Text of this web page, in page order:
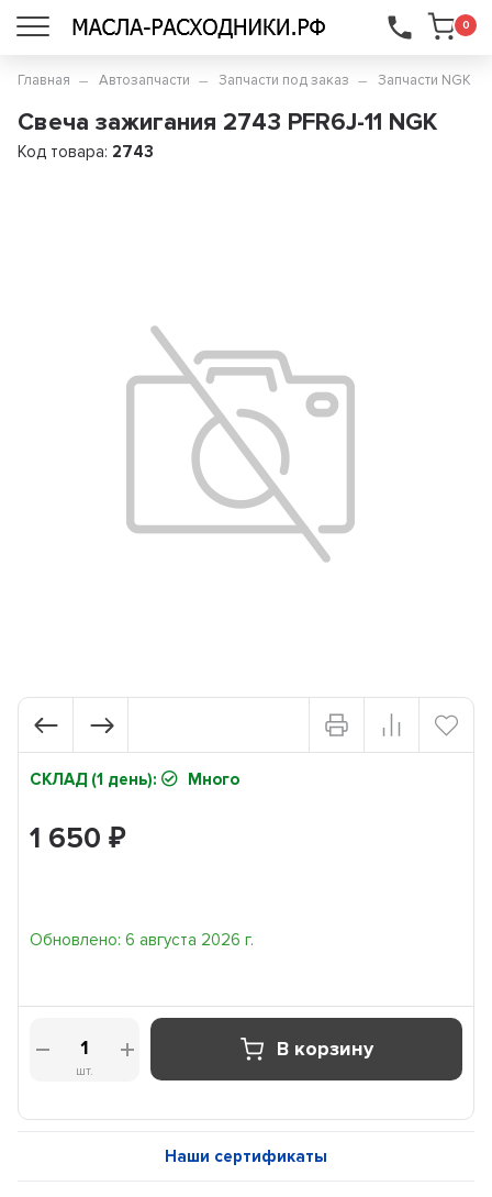
0
...
Главная Автозапчасти Запчасти под заказ Запчасти NGK
Свеча зажигания 2743 PFR6J-11 NGK
Код товара: 2743
СКЛАД (1 день): Много
1 650₽
Обновлено: 6 августа 2026 г.
шт.
В корзину
Наши сертификаты